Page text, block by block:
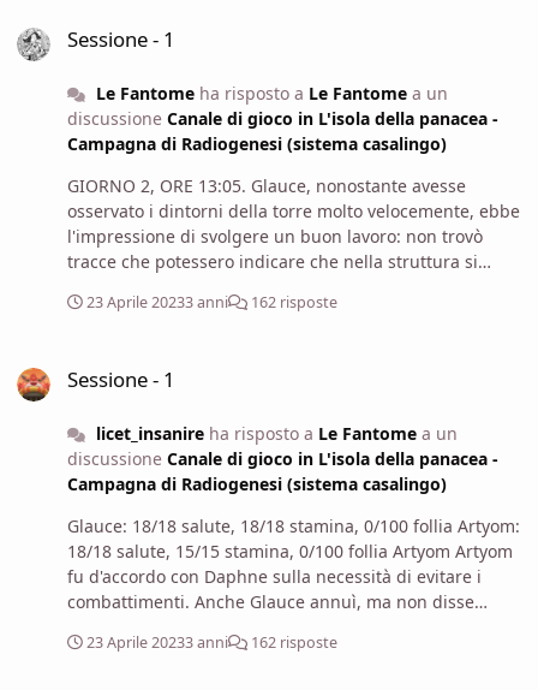
Sessione - 1
Le Fantomeha risposto a Le Fantomea un
discussione Canale di gioco in L'isola della panacea -
Campagna di Radiogenesi (sistema casalingo)
GIORNO 2, ORE 13:05. Glauce, nonostante avesse
osservato i dintorni della torre molto velocemente, ebbe
l'impressione di svolgere un buon lavoro: non trovò
tracce che potessero indicare che nella struttura si
cancello con dietro alcuni barili di ferro: forse vi si
trova anche un luogo idoneo al setaccio.)
23 Aprile 20233 anni 162 risposte
Sessione - 1
licet_insanireha risposto a Le Fantomea un
discussione Canale di gioco in L'isola della panacea -
Campagna di Radiogenesi (sistema casalingo)
Glauce: 18/18 salute, 18/18 stamina, 0/100 follia Artyom:
18/18 salute, 15/15 stamina, 0/100 follia Artyom Artyom
fu d'accordo con Daphne sulla necessità di evitare i
combattimenti. Anche Glauce annuì, ma non disse
protezioni, Glauce diede una rapida occhiata ai dintorni
23 Aprile 20233 anni 162 risposte